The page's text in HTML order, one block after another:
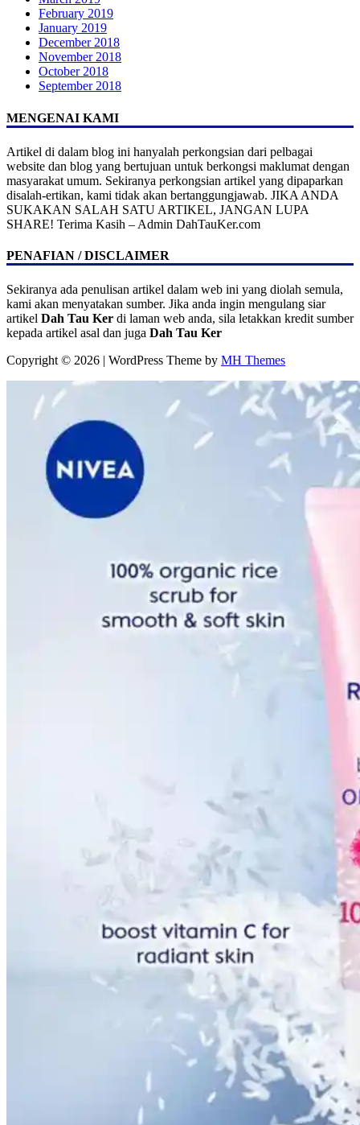
February 2019
January 2019
December 2018
November 2018
October 2018
September 2018
MENGENAI KAMI
Artikel di dalam blog ini hanyalah perkongsian dari pelbagai
website dan blog yang bertujuan untuk berkongsi maklumat dengan
masyarakat umum. Sekiranya perkongsian artikel yang dipaparkan
disalah-ertikan, kami tidak akan bertanggungjawab. JIKA ANDA
SUKAKAN SALAH SATU ARTIKEL, JANGAN LUPA
SHARE! Terima Kasih – Admin DahTauKer.com
PENAFIAN / DISCLAIMER
Sekiranya ada penulisan artikel dalam web ini yang diolah semula,
kami akan menyatakan sumber. Jika anda ingin mengulang siar
artikel Dah Tau Ker di laman web anda, sila letakkan kredit sumber
kepada artikel asal dan juga Dah Tau Ker
Copyright © 2026 | WordPress Theme by MH Themes